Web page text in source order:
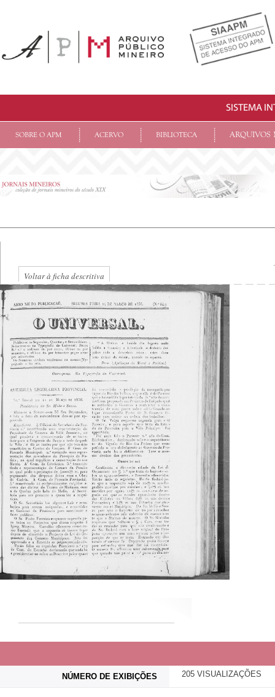
SISTEMA
SOBRE O APM ACERVO BIBLIOTECA ARQUIVOS
Voltar à ficha descritiva
NÚMERO DE EXIBIÇÕES 205 VISUALIZAÇÕES